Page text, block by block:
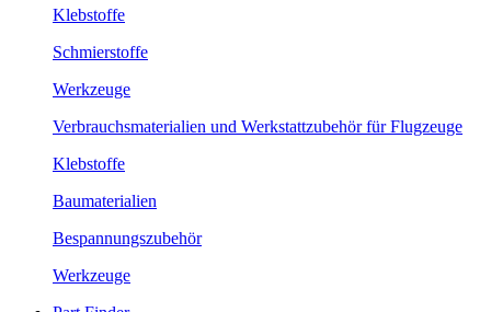
Klebstoffe
Schmierstoffe
Werkzeuge
Verbrauchsmaterialien und Werkstattzubehör für Flugzeuge
Klebstoffe
Baumaterialien
Bespannungszubehör
Werkzeuge